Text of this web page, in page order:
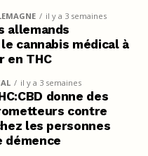
il y a 3 semaines
allemands
cannabis médical à
en THC
il y a 3 semaines
donne des
contre
les personnes
démence